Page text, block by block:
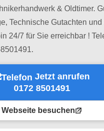
& Oldtimer.
Technische Gutachten und
24/7 für Sie erreichbar !
Jetzt anrufen
0172 8501491
Webseite besuchen